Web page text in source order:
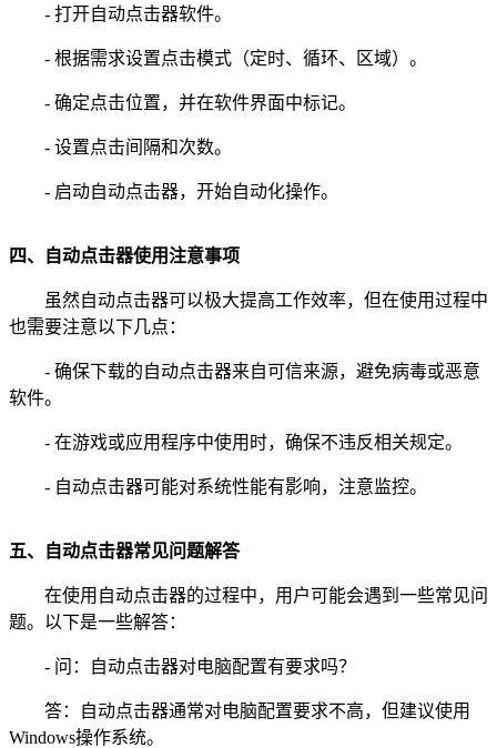
- 打开自动点击器软件。
- 根据需求设置点击模式（定时、循环、区域）。
- 确定点击位置，并在软件界面中标记。
- 设置点击间隔和次数。
- 启动自动点击器，开始自动化操作。
四、自动点击器使用注意事项
虽然自动点击器可以极大提高工作效率，但在使用过程中
也需要注意以下几点：
- 确保下载的自动点击器来自可信来源，避免病毒或恶意
软件。
- 在游戏或应用程序中使用时，确保不违反相关规定。
- 自动点击器可能对系统性能有影响，注意监控。
五、自动点击器常见问题解答
在使用自动点击器的过程中，用户可能会遇到一些常见问
题。以下是一些解答：
- 问：自动点击器对电脑配置有要求吗？
答：自动点击器通常对电脑配置要求不高，但建议使用
Windows操作系统。